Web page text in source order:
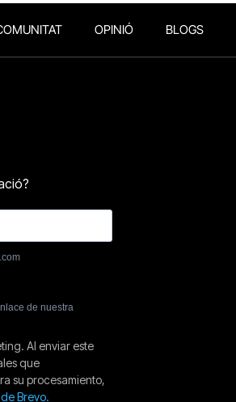
OPINIÓ BLOGS